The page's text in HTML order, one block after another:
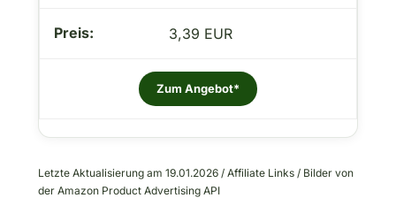
3,39 EUR
Zum Angebot*
Letzte Aktualisierung am 19.01.2026 / Affiliate Links / Bilder von
der Amazon Product Advertising API